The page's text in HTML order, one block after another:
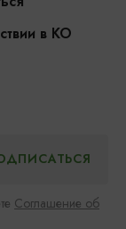
в КО
Соглашение об